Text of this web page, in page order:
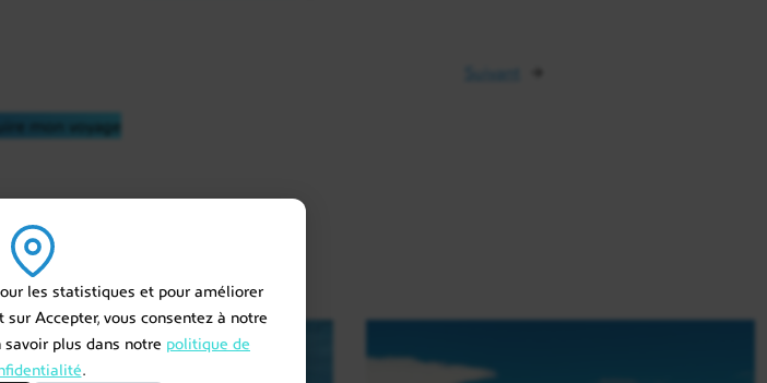
les statistiques et pour améliorer
Accepter, vous consentez à notre
plus dans notre politique de
.
Suivant →
mon voyage
en Bolivie